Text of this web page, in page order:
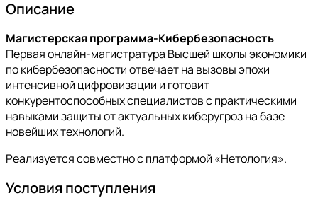
Описание
Магистерская программа-Кибербезопасность
Первая онлайн-магистратура Высшей школы экономики
по кибербезопасности отвечает на вызовы эпохи
интенсивной цифровизации и готовит
конкурентоспособных специалистов с практическими
навыками защиты от актуальных киберугроз на базе
новейших технологий.
Реализуется совместно с платформой «Нетология».
Условия поступления